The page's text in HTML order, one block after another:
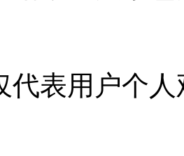
代表用户个